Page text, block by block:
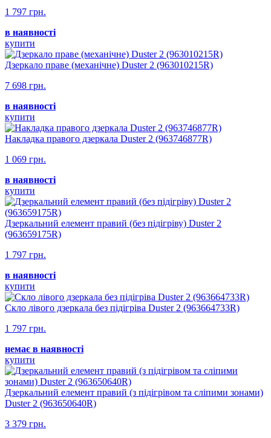
1 797 грн.
в наявності
купити
Дзеркало праве (механічне) Duster 2 (963010215R)
7 698 грн.
в наявності
купити
Накладка правого дзеркала Duster 2 (963746877R)
1 069 грн.
в наявності
купити
Дзеркальний елемент правий (без підігріву) Duster 2
(963659175R)
1 797 грн.
в наявності
купити
Скло лівого дзеркала без підігріва Duster 2 (963664733R)
1 797 грн.
немає в наявності
купити
Дзеркальний елемент правий (з підігрівом та сліпими зонами)
Duster 2 (963650640R)
3 379 грн.